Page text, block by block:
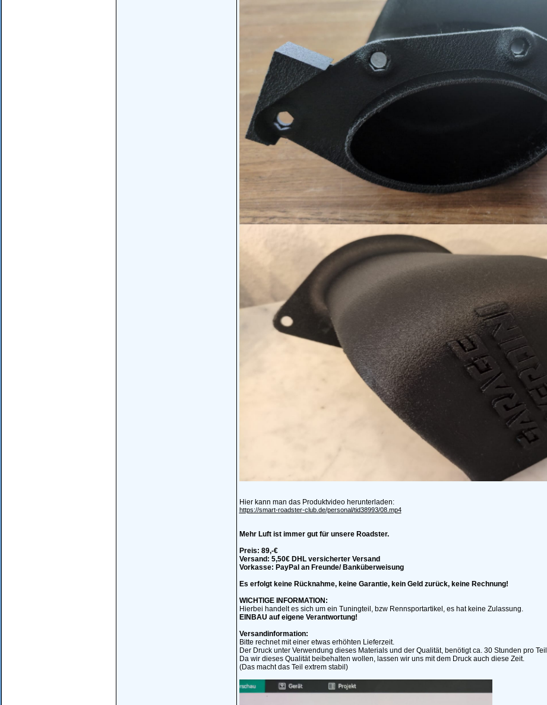
Hier kann man das Produktvideo herunterladen:
https://smart-roadster-club.de/personal/tid38993/08.mp4
Mehr Luft ist immer gut für unsere Roadster.
Preis: 89,-€
Versand: 5,50€ DHL versicherter Versand
Vorkasse: PayPal an Freunde/ Banküberweisung
Es erfolgt keine Rücknahme, keine Garantie, kein Geld zurück, keine Rechnung!
WICHTIGE INFORMATION:
Hierbei handelt es sich um ein Tuningteil, bzw Rennsportartikel, es hat keine Zulassung.
EINBAU auf eigene Verantwortung!
Versandinformation:
Bitte rechnet mit einer etwas erhöhten Lieferzeit.
Der Druck unter Verwendung dieses Materials und der Qualität, benötigt ca. 30 Stunden pro Teil.
Da wir dieses Qualität beibehalten wollen, lassen wir uns mit dem Druck auch diese Zeit.
(Das macht das Teil extrem stabil)